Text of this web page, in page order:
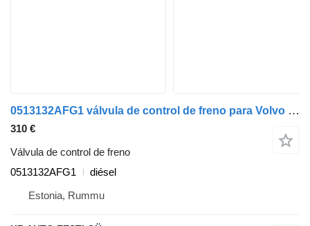
0513132AFG1 válvula de control de freno para Volvo FH12, FH16, NH12, FH, VNL780 (1993-2014) cabeza tractora
310 €
Válvula de control de freno
0513132AFG1
diésel
Estonia, Rummu